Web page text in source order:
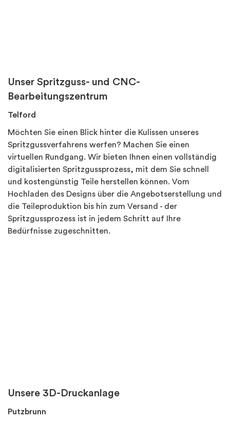
Unser Spritzguss- und CNC-
Bearbeitungszentrum
Telford
Möchten Sie einen Blick hinter die Kulissen unseres
Spritzgussverfahrens werfen? Machen Sie einen
virtuellen Rundgang. Wir bieten Ihnen einen vollständig
digitalisierten Spritzgussprozess, mit dem Sie schnell
und kostengünstig Teile herstellen können. Vom
Hochladen des Designs über die Angebotserstellung und
die Teileproduktion bis hin zum Versand - der
Spritzgussprozess ist in jedem Schritt auf Ihre
Bedürfnisse zugeschnitten.
Unsere 3D-Druckanlage
Putzbrunn